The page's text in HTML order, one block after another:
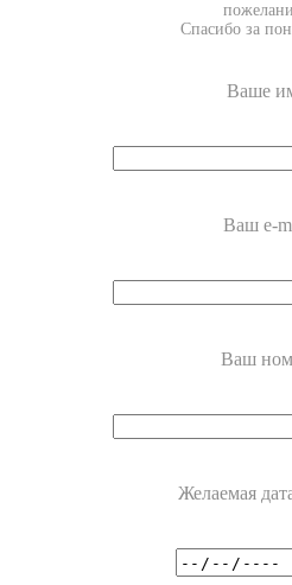
Спасибо за
Ваше
Ваш e-
Ваш
Желаемая